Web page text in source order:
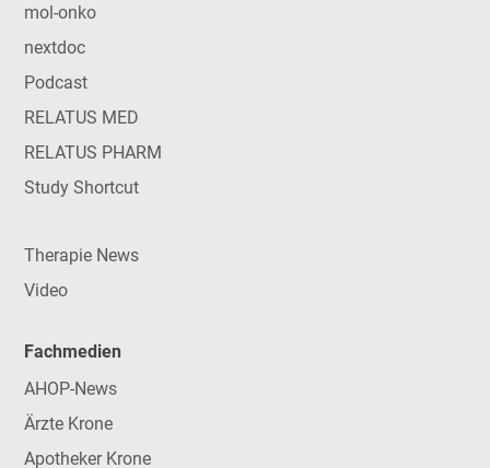
mol-onko
nextdoc
Podcast
RELATUS MED
RELATUS PHARM
Study Shortcut
Therapie News
Video
Fachmedien
AHOP-News
Ärzte Krone
Apotheker Krone